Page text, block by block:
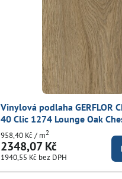
Vinylová podlaha GERFLOR
40 Clic 1274 Lounge Oak
2348,07 Kč
1940,55 Kč bez DPH
958,40 Kč/ m2